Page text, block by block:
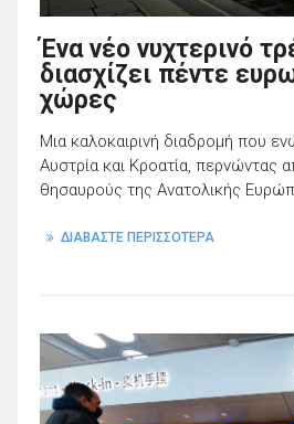
Ένα νέο νυχτερινό
διασχίζει πέντε
χώρες
Μια καλοκαιρινή διαδρομή που
Αυστρία και Κροατία, περνώντας
θησαυρούς της Ανατολικής
ΔΙΑΒΑΣΤΕ ΠΕΡΙΣΣΟΤΕΡΑ